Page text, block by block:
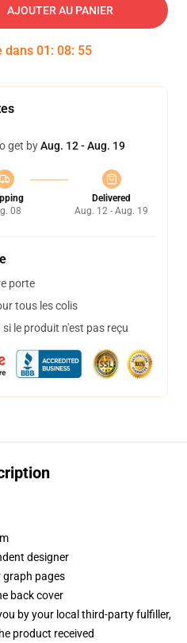
AJOUTER AU PANIER
dans 01 : 08: 54
get byAug. 12 - Aug. 19
08
Delivered
Aug. 12 - Aug. 19
porte
tous les colis
le produit n'est pas reçu
designer
graph pages
back cover
by your local third-party fulfiller,
product received